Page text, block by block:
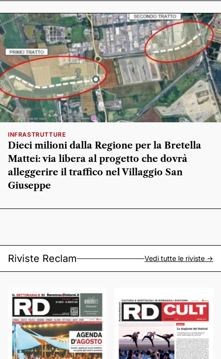
INFRASTRUTTURE
Dieci milioni dalla Regione per la Bretella
Mattei: via libera al progetto che dovrà
alleggerire il traffico nel Villaggio San
Giuseppe
Riviste Reclam Vedi tutte le riviste ->